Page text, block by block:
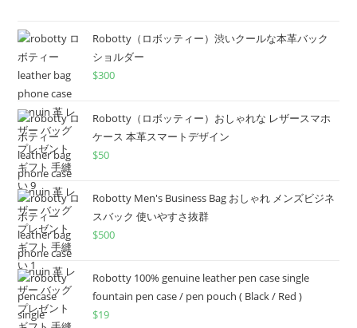
Robotty（ロボッティー）渋いクールな本革バック
ショルダー
$300
Robotty（ロボッティー）おしゃれな レザースマホ
ケース 本革スマートデザイン
$50
Robotty Men's Business Bag おしゃれ メンズビジネ
スバック 使いやすさ抜群
$500
Robotty 100% genuine leather pen case single
fountain pen case / pen pouch ( Black / Red )
$19